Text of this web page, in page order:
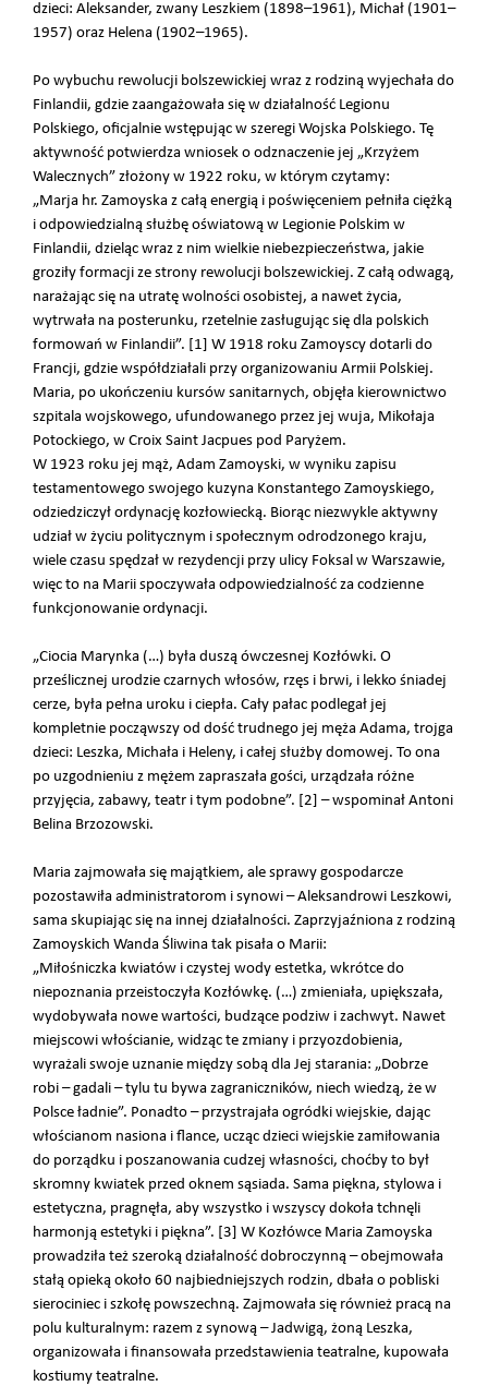
dzieci: Aleksander, zwany Leszkiem (1898–1961), Michał (1901–
1957) oraz Helena (1902–1965).
Po wybuchu rewolucji bolszewickiej wraz z rodziną wyjechała do
Finlandii, gdzie zaangażowała się w działalność Legionu
Polskiego, oficjalnie wstępując w szeregi Wojska Polskiego. Tę
aktywność potwierdza wniosek o odznaczenie jej „Krzyżem
Walecznych” złożony w 1922 roku, w którym czytamy:
„Marja hr. Zamoyska z całą energią i poświęceniem pełniła ciężką
i odpowiedzialną służbę oświatową w Legionie Polskim w
Finlandii, dzieląc wraz z nim wielkie niebezpieczeństwa, jakie
groziły formacji ze strony rewolucji bolszewickiej. Z całą odwagą,
narażając się na utratę wolności osobistej, a nawet życia,
wytrwała na posterunku, rzetelnie zasługując się dla polskich
formowań w Finlandii”. [1] W 1918 roku Zamoyscy dotarli do
Francji, gdzie współdziałali przy organizowaniu Armii Polskiej.
Maria, po ukończeniu kursów sanitarnych, objęła kierownictwo
szpitala wojskowego, ufundowanego przez jej wuja, Mikołaja
Potockiego, w Croix Saint Jacpues pod Paryżem.
W 1923 roku jej mąż, Adam Zamoyski, w wyniku zapisu
testamentowego swojego kuzyna Konstantego Zamoyskiego,
odziedziczył ordynację kozłowiecką. Biorąc niezwykle aktywny
udział w życiu politycznym i społecznym odrodzonego kraju,
wiele czasu spędzał w rezydencji przy ulicy Foksal w Warszawie,
więc to na Marii spoczywała odpowiedzialność za codzienne
funkcjonowanie ordynacji.
„Ciocia Marynka (…) była duszą ówczesnej Kozłówki. O
prześlicznej urodzie czarnych włosów, rzęs i brwi, i lekko śniadej
cerze, była pełna uroku i ciepła. Cały pałac podlegał jej
kompletnie począwszy od dość trudnego jej męża Adama, trojga
dzieci: Leszka, Michała i Heleny, i całej służby domowej. To ona
po uzgodnieniu z mężem zapraszała gości, urządzała różne
przyjęcia, zabawy, teatr i tym podobne”. [2] – wspominał Antoni
Belina Brzozowski.
Maria zajmowała się majątkiem, ale sprawy gospodarcze
pozostawiła administratorom i synowi – Aleksandrowi Leszkowi,
sama skupiając się na innej działalności. Zaprzyjaźniona z rodziną
Zamoyskich Wanda Śliwina tak pisała o Marii:
„Miłośniczka kwiatów i czystej wody estetka, wkrótce do
niepoznania przeistoczyła Kozłówkę. (…) zmieniała, upiększała,
wydobywała nowe wartości, budzące podziw i zachwyt. Nawet
miejscowi włościanie, widząc te zmiany i przyozdobienia,
wyrażali swoje uznanie między sobą dla Jej starania: „Dobrze
robi – gadali – tylu tu bywa zagraniczników, niech wiedzą, że w
Polsce ładnie”. Ponadto – przystrajała ogródki wiejskie, dając
włościanom nasiona i flance, ucząc dzieci wiejskie zamiłowania
do porządku i poszanowania cudzej własności, choćby to był
skromny kwiatek przed oknem sąsiada. Sama piękna, stylowa i
estetyczna, pragnęła, aby wszystko i wszyscy dokoła tchnęli
harmonją estetyki i piękna”. [3] W Kozłówce Maria Zamoyska
prowadziła też szeroką działalność dobroczynną – obejmowała
stałą opieką około 60 najbiedniejszych rodzin, dbała o pobliski
sierociniec i szkołę powszechną. Zajmowała się również pracą na
polu kulturalnym: razem z synową – Jadwigą, żoną Leszka,
organizowała i finansowała przedstawienia teatralne, kupowała
kostiumy teatralne.